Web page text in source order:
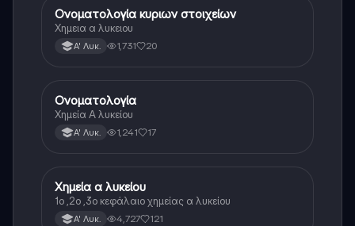
Χημεία
Ονοματολογία κυριων στοιχείων
Χημεια α λυκειου
Α' Λυκ. 1,731 20
Χημεία
Ονοματολογία
Χημεία Α λυκείου
Α' Λυκ. 1,241 17
Χημεία
Χημεία α λυκείου
1ο ,2ο ,3ο κεφάλαιο χημείας α λυκείου
Α' Λυκ. 4,727 121